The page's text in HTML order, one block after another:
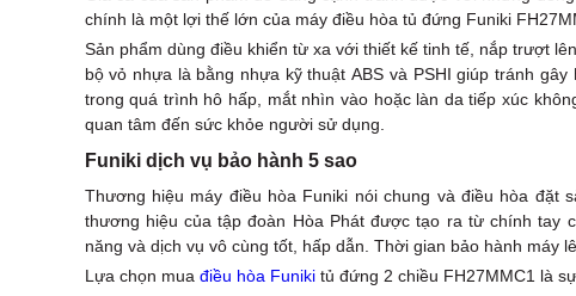
chính là một lợi thế lớn của máy điều hòa tủ đứng Funiki
Sản phẩm dùng điều khiển từ xa với thiết kế tinh tế, nắp trượt
bộ vỏ nhựa là bằng nhựa kỹ thuật ABS và PSHI giúp tránh
trong quá trình hô hấp, mắt nhìn vào hoặc làn da tiếp xúc
quan tâm đến sức khỏe người sử dụng.
Funiki dịch vụ bảo hành 5 sao
Thương hiệu máy điều hòa Funiki nói chung và điều hòa đặt
thương hiệu của tập đoàn Hòa Phát được tạo ra từ chính tay
năng và dịch vụ vô cùng tốt, hấp dẫn. Thời gian bảo hành máy
Lựa chọn mua điều hòa Funikitủ đứng 2 chiều FH27MMC1 là